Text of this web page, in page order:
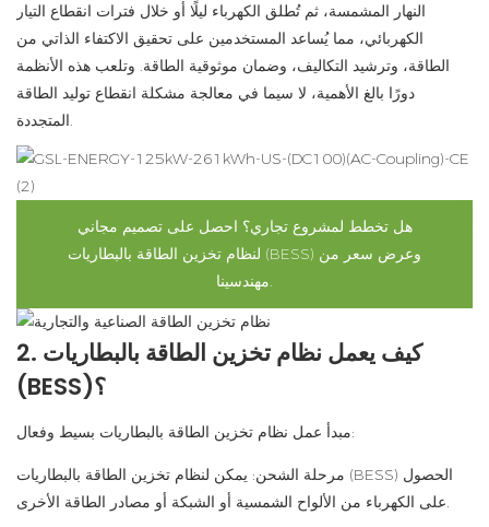
النهار المشمسة، ثم تُطلق الكهرباء ليلًا أو خلال فترات انقطاع التيار
الكهربائي، مما يُساعد المستخدمين على تحقيق الاكتفاء الذاتي من
الطاقة، وترشيد التكاليف، وضمان موثوقية الطاقة. وتلعب هذه الأنظمة
دورًا بالغ الأهمية، لا سيما في معالجة مشكلة انقطاع توليد الطاقة
المتجددة.
هل تخطط لمشروع تجاري؟ احصل على تصميم مجاني
لنظام تخزين الطاقة بالبطاريات (BESS) وعرض سعر من
مهندسينا.
2. كيف يعمل نظام تخزين الطاقة بالبطاريات
(BESS)؟
مبدأ عمل نظام تخزين الطاقة بالبطاريات بسيط وفعال:
مرحلة الشحن: يمكن لنظام تخزين الطاقة بالبطاريات (BESS) الحصول
على الكهرباء من الألواح الشمسية أو الشبكة أو مصادر الطاقة الأخرى.